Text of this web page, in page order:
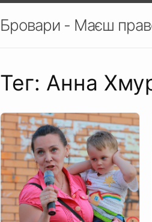
Бровари - Маєш
Тег: Анна